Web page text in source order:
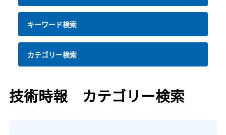
キーワード検索
カテゴリー検索
技術時報 カテゴリー検索